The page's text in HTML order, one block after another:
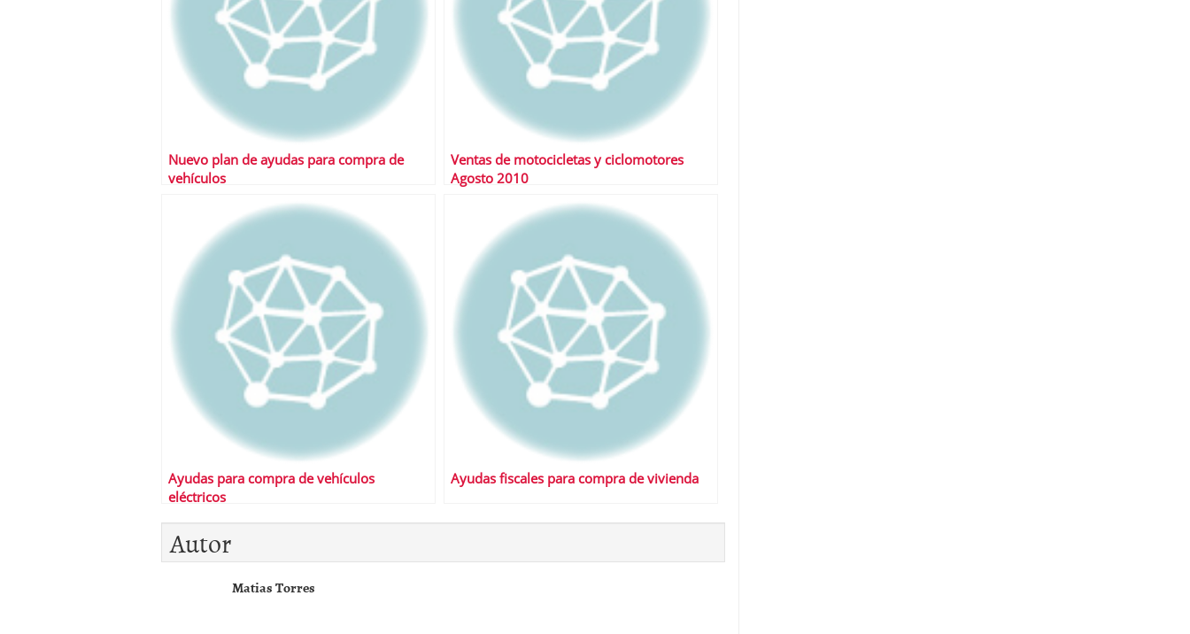
Nuevo plan de ayudas para compra de
vehículos
Ventas de motocicletas y ciclomotores
Agosto 2010
Ayudas para compra de vehículos
eléctricos
Ayudas fiscales para compra de vivienda
Autor
Matias Torres